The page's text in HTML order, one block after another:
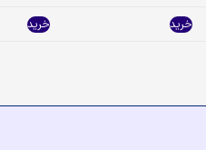
خرید خرید